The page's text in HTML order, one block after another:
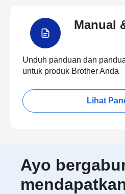
Manual
Unduh panduan dan
untuk produk Brother Anda
Lihat
Ayo